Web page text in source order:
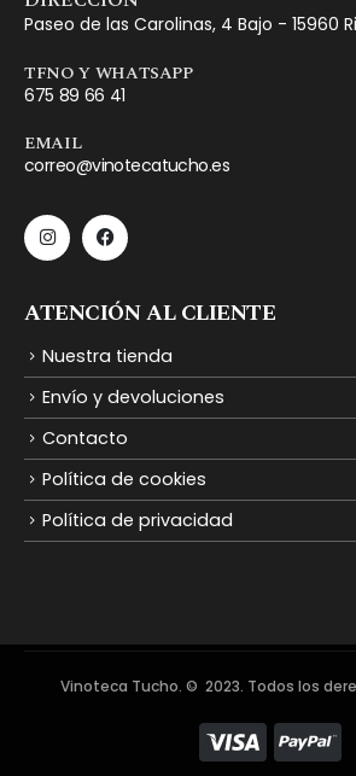
Paseo de las Carolinas, 4 Bajo - 15960
TFNO Y WHATSAPP
675 89 66 41
EMAIL
correo@vinotecatucho.es
ATENCIÓN AL CLIENTE
Nuestra tienda
Envío y devoluciones
Contacto
Política de cookies
Política de privacidad
Vinoteca Tucho. © 2023. Todos los